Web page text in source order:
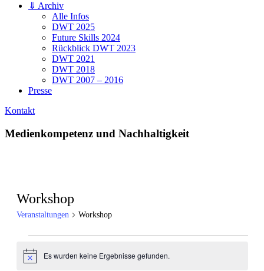
⇓ Archiv
Alle Infos
DWT 2025
Future Skills 2024
Rückblick DWT 2023
DWT 2021
DWT 2018
DWT 2007 – 2016
Presse
Kontakt
Medienkompetenz und Nachhaltigkeit
Workshop
Veranstaltungen Workshop
HinweisEs wurden keine Ergebnisse gefunden.